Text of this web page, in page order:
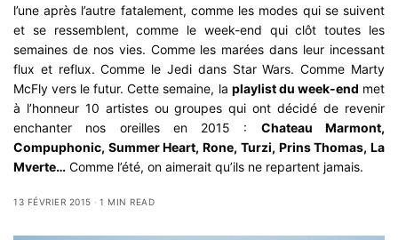
l’une après l’autre fatalement, comme les modes qui se suivent
et se ressemblent, comme le week-end qui clôt toutes les
semaines de nos vies. Comme les marées dans leur incessant
flux et reflux. Comme le Jedi dans Star Wars. Comme Marty
McFly vers le futur. Cette semaine, la playlist du week-end met
à l’honneur 10 artistes ou groupes qui ont décidé de revenir
enchanter nos oreilles en 2015 : Chateau Marmont,
Compuphonic, Summer Heart, Rone, Turzi, Prins Thomas, La
Mverte… Comme l’été, on aimerait qu’ils ne repartent jamais.
13 FÉVRIER 2015 1 MIN READ